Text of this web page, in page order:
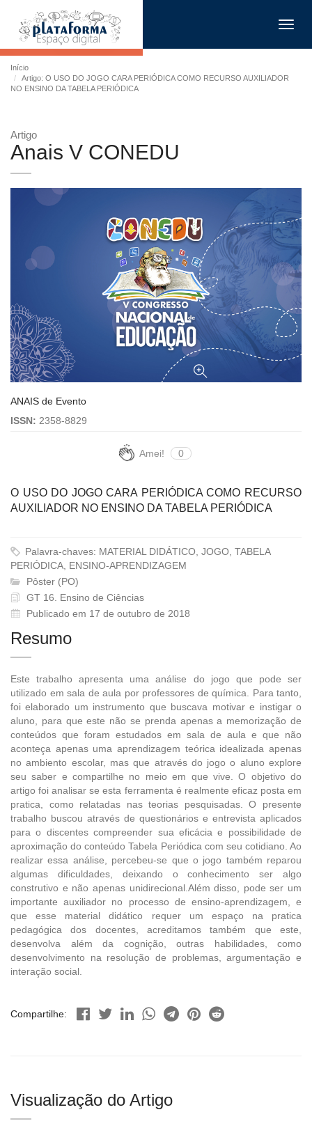
Início
Artigo: O USO DO JOGO CARA PERIÓDICA COMO RECURSO AUXILIADOR
NO ENSINO DA TABELA PERIÓDICA
Artigo
Anais V CONEDU
ANAIS de Evento
ISSN: 2358-8829
Amei! 0
O USO DO JOGO CARA PERIÓDICA COMO RECURSO
AUXILIADOR NO ENSINO DA TABELA PERIÓDICA
Palavra-chaves: MATERIAL DIDÁTICO, JOGO, TABELA
PERIÓDICA, ENSINO-APRENDIZAGEM
Pôster (PO)
GT 16. Ensino de Ciências
Publicado em 17 de outubro de 2018
Resumo
Este trabalho apresenta uma análise do jogo que pode ser
utilizado em sala de aula por professores de química. Para tanto,
foi elaborado um instrumento que buscava motivar e instigar o
aluno, para que este não se prenda apenas a memorização de
conteúdos que foram estudados em sala de aula e que não
aconteça apenas uma aprendizagem teórica idealizada apenas
no ambiento escolar, mas que através do jogo o aluno explore
seu saber e compartilhe no meio em que vive. O objetivo do
artigo foi analisar se esta ferramenta é realmente eficaz posta em
pratica, como relatadas nas teorias pesquisadas. O presente
trabalho buscou através de questionários e entrevista aplicados
para o discentes compreender sua eficácia e possibilidade de
aproximação do conteúdo Tabela Periódica com seu cotidiano. Ao
realizar essa análise, percebeu-se que o jogo também reparou
algumas dificuldades, deixando o conhecimento ser algo
construtivo e não apenas unidirecional.Além disso, pode ser um
importante auxiliador no processo de ensino-aprendizagem, e
que esse material didático requer um espaço na pratica
pedagógica dos docentes, acreditamos também que este,
desenvolva além da cognição, outras habilidades, como
desenvolvimento na resolução de problemas, argumentação e
interação social.
Compartilhe:
Visualização do Artigo